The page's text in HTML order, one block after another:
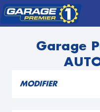
Garage
MODIFIER